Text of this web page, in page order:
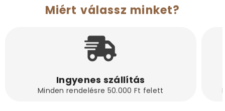
Miért válassz minket?
Ingyenes szállítás
Minden rendelésre 50.000 Ft felett